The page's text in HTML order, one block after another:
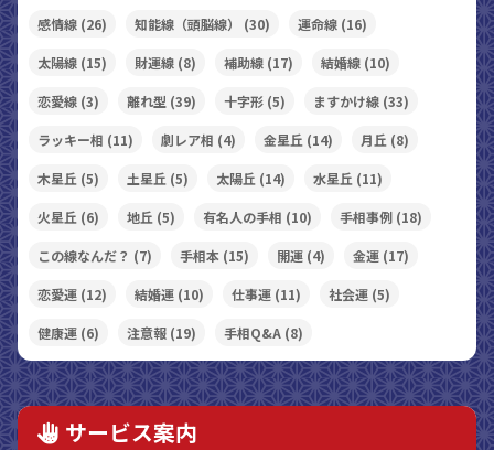
感情線 (26) 知能線（頭脳線） (30) 運命線 (16)
太陽線 (15) 財運線 (8) 補助線 (17) 結婚線 (10)
恋愛線 (3) 離れ型 (39) 十字形 (5) ますかけ線 (33)
ラッキー相 (11) 劇レア相 (4) 金星丘 (14) 月丘 (8)
木星丘 (5) 土星丘 (5) 太陽丘 (14) 水星丘 (11)
火星丘 (6) 地丘 (5) 有名人の手相 (10) 手相事例 (18)
この線なんだ？ (7) 手相本 (15) 開運 (4) 金運 (17)
恋愛運 (12) 結婚運 (10) 仕事運 (11) 社会運 (5)
健康運 (6) 注意報 (19) 手相Q&A (8)
サービス案内